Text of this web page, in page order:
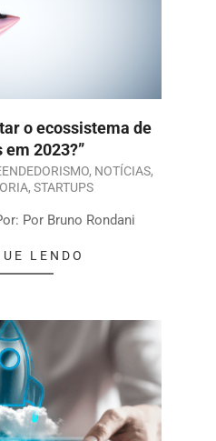
o ecossistema de
2023?”
, NOTÍCIAS,
, STARTUPS
Por Bruno Rondani
LENDO